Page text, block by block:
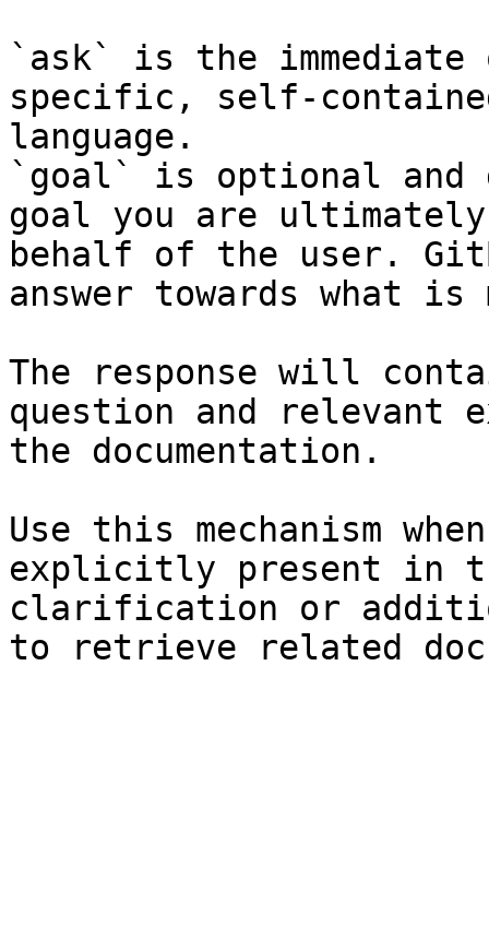
`ask` is the
specific, self-
language.
`goal` is optional and
goal you are
behalf of the user.
answer towards what
The response will
question and relevant
the documentation.
Use this mechanism
explicitly present in
clarification or